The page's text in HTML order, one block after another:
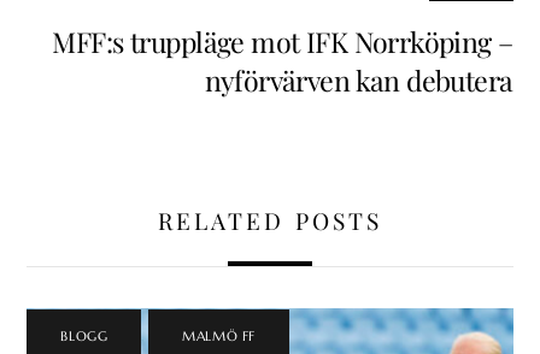
MFF:s truppläge mot IFK Norrköping –
nyförvärven kan debutera
RELATED POSTS
BLOGG , MALMÖ FF